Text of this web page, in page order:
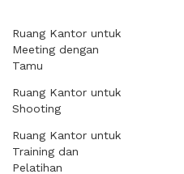
Ruang Kantor untuk
Meeting dengan
Tamu
Ruang Kantor untuk
Shooting
Ruang Kantor untuk
Training dan
Pelatihan